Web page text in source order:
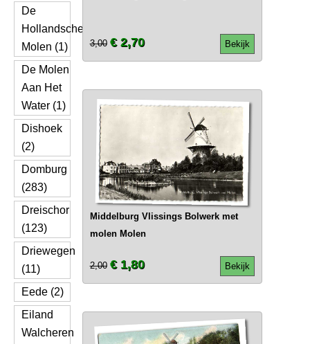
De
Hollandsche
Molen (1)
De Molen
Aan Het
Water (1)
Dishoek
(2)
Domburg
(283)
Dreischor
(123)
Driewegen
(11)
Eede (2)
Eiland
Walcheren
Bekijk
3,00 € 2,70
Middelburg Vlissings Bolwerk met
molen Molen
Bekijk
2,00 € 1,80